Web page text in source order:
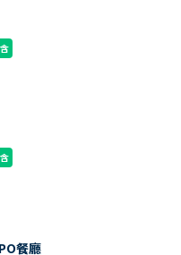
餐廳